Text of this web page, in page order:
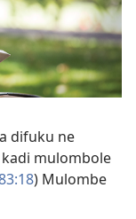
difuku ne
kadi mulombole
) Mulombe